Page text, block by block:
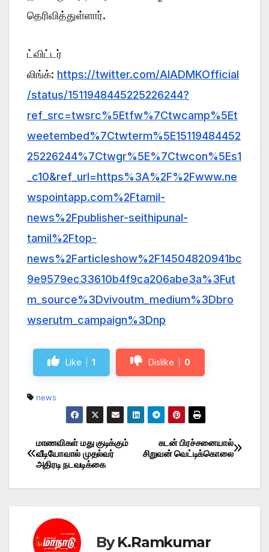
தெரிவித்துள்ளார்.
ட்விட்டர்
லிங்க்: https://twitter.com/AIADMKOfficial
/status/1511948445225226244?
ref_src=twsrc%5Etfw%7Ctwcamp%5Et
weetembed%7Ctwterm%5E15119484452
25226244%7Ctwgr%5E%7Ctwcon%5Es1
_c10&ref_url=https%3A%2F%2Fwww.ne
wspointapp.com%2Ftamil-
news%2Fpublisher-seithipunal-
tamil%2Ftop-
news%2Farticleshow%2F14504820941bc
9e9579ec33610b4f9ca206abe3a%3Fut
m_source%3Dvivoutm_medium%3Dbro
wserutm_campaign%3Dnp
Like 1 Dislike 0
news
Post
navigation
கடன் பிரச்சனையால்
சிறுவன் வெட்டிக்கொலை
மாணவிகள் மது குடிக்கும்
வீடியோவால் முதல்வர்
அதிரடி நடவடிக்கை
ByK.Ramkumar